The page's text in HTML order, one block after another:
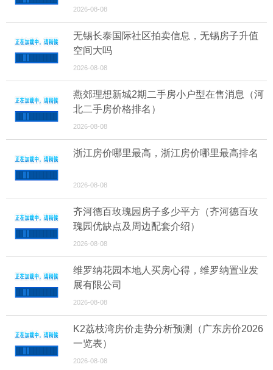
2026-08-08
无锡长泰国际社区拍卖信息，无锡房子升值
空间大吗
2026-08-08
燕郊理想新城2期二手房小户型在售消息（河
北二手房价格排名）
2026-08-08
浙江房价哪里最高，浙江房价哪里最高排名
2026-08-08
齐河德百玫瑰园房子多少平方（齐河德百玫
瑰园优缺点及周边配套介绍）
2026-08-08
维罗纳花园本地人买房心得，维罗纳置业发
展有限公司
2026-08-08
K2荔枝湾房价走势分析预测（广东房价2026
一览表）
2026-08-08